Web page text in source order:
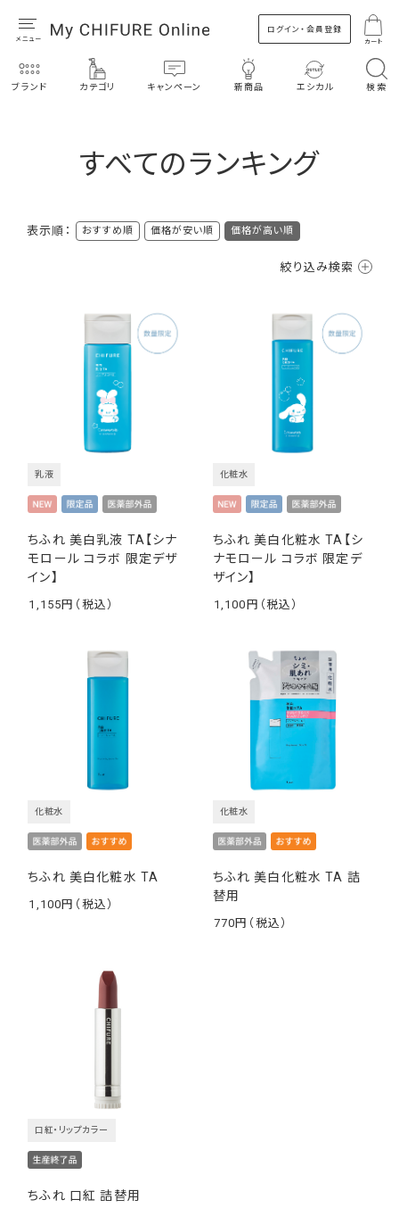
ログイン・会員登録
カート
ブランド カテゴリ キャンペーン 新商品 エシカル 検索
すべてのランキング
表示順： おすすめ順 価格が安い順 価格が高い順
絞り込み検索
ちふれ 美白乳液 TA【シナ
モロール コラボ 限定デザ
イン】
乳液
1,155
ちふれ 美白化粧水 TA【シ
ナモロール コラボ 限定デ
ザイン】
化粧水
1,100
ちふれ 美白化粧水 TA
化粧水
1,100
ちふれ 美白化粧水 TA 詰
替用
化粧水
770
ちふれ 口紅 詰替用
口紅・リップカラー